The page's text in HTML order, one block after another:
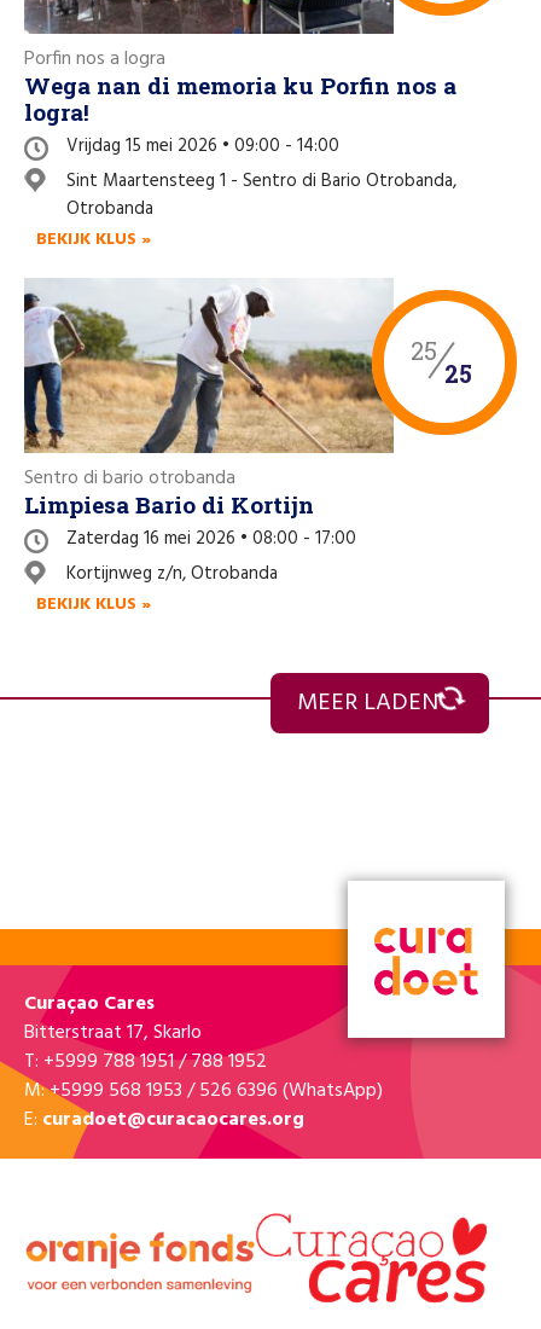
Porfin nos a logra
Wega nan di memoria ku Porfin nos a
logra!
Vrijdag 15 mei 2026 • 09:00 - 14:00
Sint Maartensteeg 1 - Sentro di Bario Otrobanda,
Otrobanda
BEKIJK KLUS »
25
25
Sentro di bario otrobanda
Limpiesa Bario di Kortijn
Zaterdag 16 mei 2026 • 08:00 - 17:00
Kortijnweg z/n, Otrobanda
BEKIJK KLUS »
10
10
Rooi santu 408 - Lapa Lapa Papito, Rooi Santu
BEKIJK KLUS »
Opknappen en verven van lokalen en
schoolomgeving
Vrijdag 15 mei 2026 • 08:00 - 14:00